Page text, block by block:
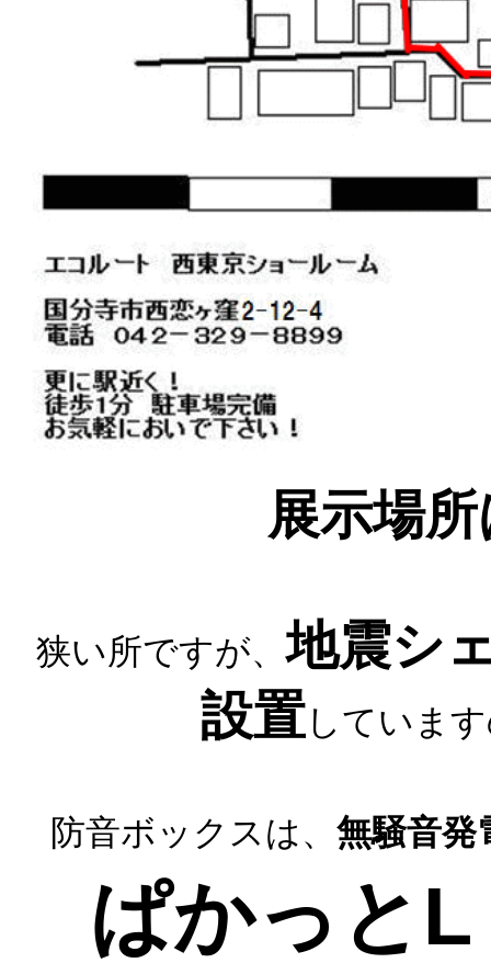
展示場
狭い所ですが、地震シ
設置していま
防音ボックスは、 無騒音発
ぱかっとL